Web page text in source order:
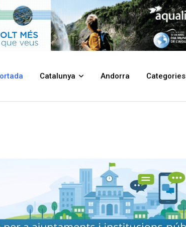
Catalunya Andorra Categories